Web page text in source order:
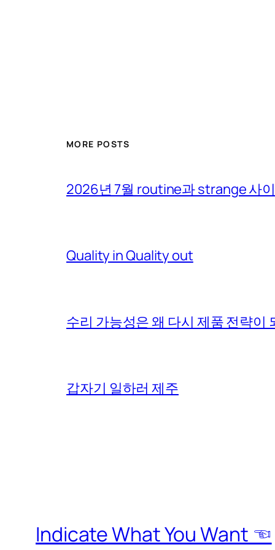
MORE POSTS
2026년 7월 routine과 strange 사
Quality in Quality out
수리 가능성은 왜 다시 제품 전략이
갑자기 일하러 제주
Indicate What You Want ☜